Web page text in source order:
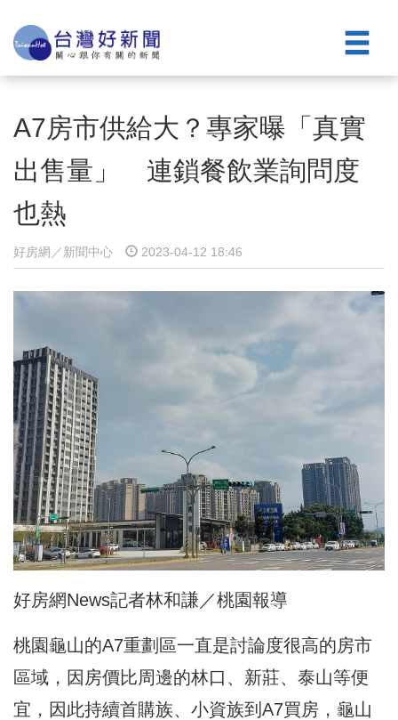
A7房市供給大？專家曝「真實
出售量」 連鎖餐飲業詢問度
也熱
好房網／新聞中心 2023-04-12 18:46
好房網News記者林和謙／桃園報導
桃園龜山的A7重劃區一直是討論度很高的房市
區域，因房價比周邊的林口、新莊、泰山等便
宜，因此持續首購族、小資族到A7買房，龜山